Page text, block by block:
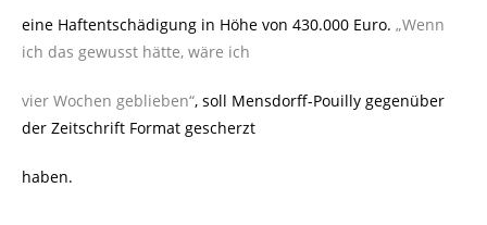
eine Haftentschädigung in Höhe von 430.000 Euro. „Wenn
ich das gewusst hätte, wäre ich
vier Wochen geblieben“, soll Mensdorff-Pouilly gegenüber
der Zeitschrift Format gescherzt
haben.